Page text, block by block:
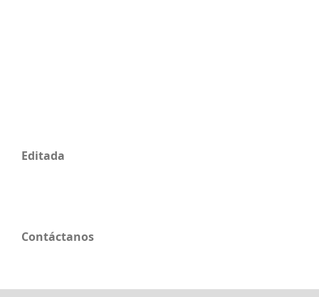
Editada
Contáctanos